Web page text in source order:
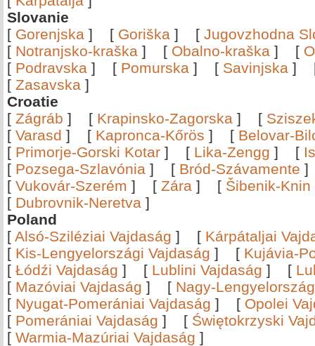
Slovanie
[ Gorenjska ] [ Goriška ] [ Jugovzhodna
[ Notranjsko-kraška ] [ Obalno-kraška ] [
[ Podravska ] [ Pomurska ] [ Savinjska ]
[ Zasavska ]
Croatie
[ Zágráb ] [ Krapinsko-Zagorska ] [
[ Varasd ] [ Kapronca-Kőrös ] [ Belovar-
[ Primorje-Gorski Kotar ] [ Lika-Zengg ] [
[ Pozsega-Szlavónia ] [ Bród-Szávamente
[ Vukovár-Szerém ] [ Zára ] [ Šibenik-Knin
[ Dubrovnik-Neretva ]
Poland
[ Alsó-Sziléziai Vajdaság ] [ Kárpátaljai
[ Kis-Lengyelországi Vajdaság ] [ Kujávia-
[ Łódźi Vajdaság ] [ Lublini Vajdaság ] [
[ Mazóviai Vajdaság ] [ Nagy-
[ Nyugat-Pomerániai Vajdaság ] [ Opolei
[ Pomerániai Vajdaság ] [ Świętokrzyski
[ Warmia-Mazúriai Vajdaság ]